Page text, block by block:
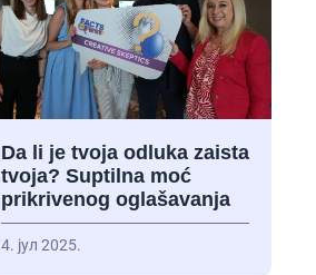
Da li je tvoja odluka zaista
tvoja? Suptilna moć
prikrivenog oglašavanja
4. јул 2025.